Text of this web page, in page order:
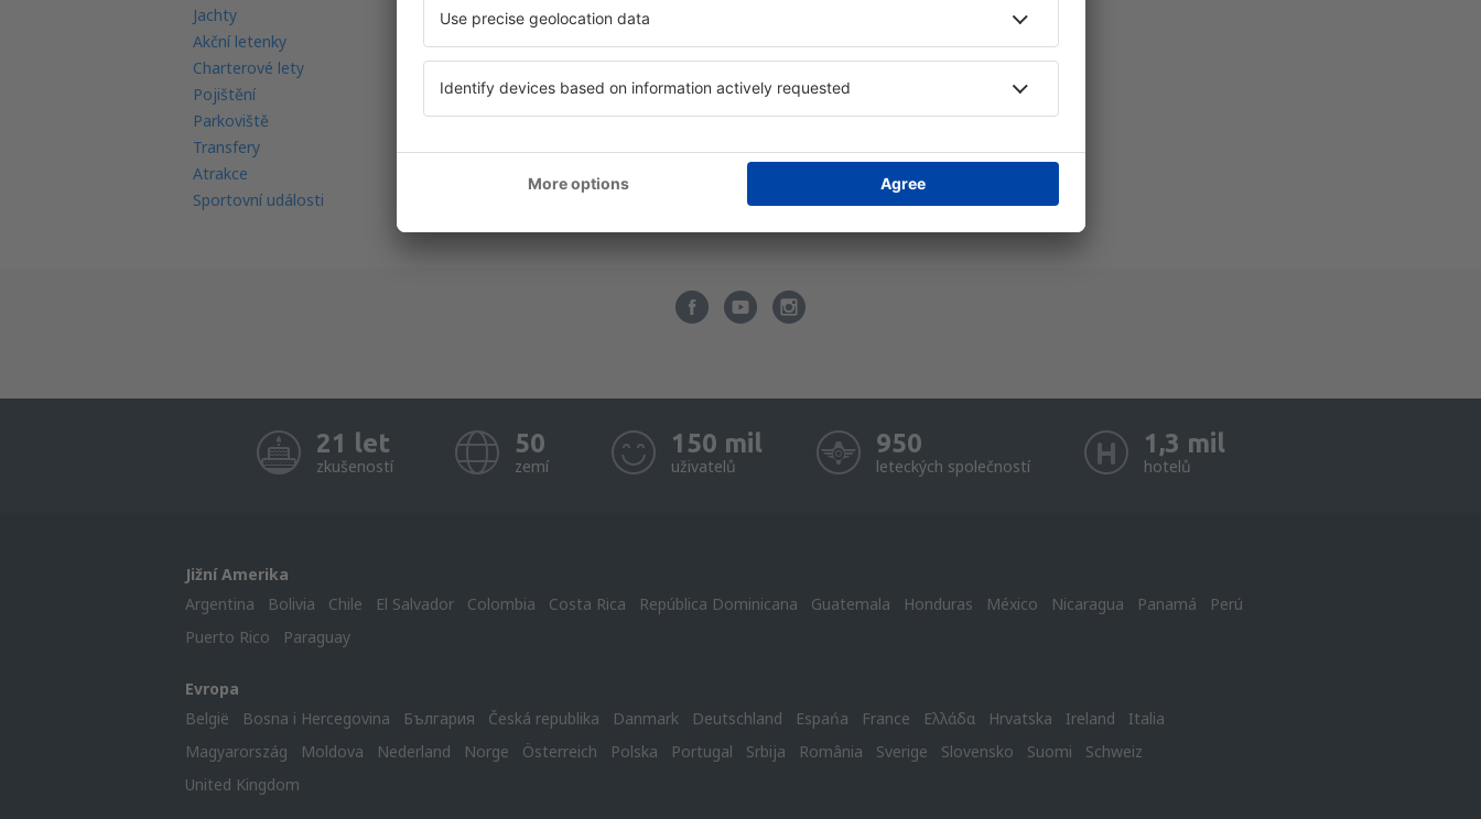
Jachty
Akční letenky
Charterové lety
Pojištění
Parkoviště
Transfery
Atrakce
Sportovní události
Letiště
Recenze letišť
Informace o zavazadlech
FAQ - Tipy pro cestovatele
Turkish Airlines
SWISS Airlines
21 let
zkušeností
50
zemí
150 mil
uživatelů
950
leteckých společností
1,3 mil
hotelů
Jižní Amerika
Argentina
Bolivia Chile El Salvador Colombia Costa Rica República Dominicana Guatemala Honduras México Nicaragua Panamá
Perú
Puerto Rico
Paraguay
Evropa
België
Bosna i Hercegovina България Česká republika Danmark Deutschland Espańa France Ελλάδα Hrvatska Ireland
Italia
Magyarország
Moldova Nederland Norge Österreich Polska Portugal Srbija România Sverige Slovensko Suomi
Schweiz
United Kingdom